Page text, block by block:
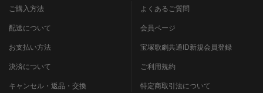
ご購入方法
配送について
お支払い方法
決済について
キャンセル・返品・交換
よくあるご質問
会員ページ
宝塚歌劇共通ID新規会員登録
ご利用規約
特定商取引法について